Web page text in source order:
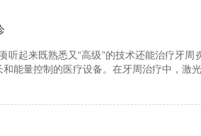
起来既熟悉又“高级”的技术还能治疗牙
能量控制的医疗设备。在牙周治疗中，激